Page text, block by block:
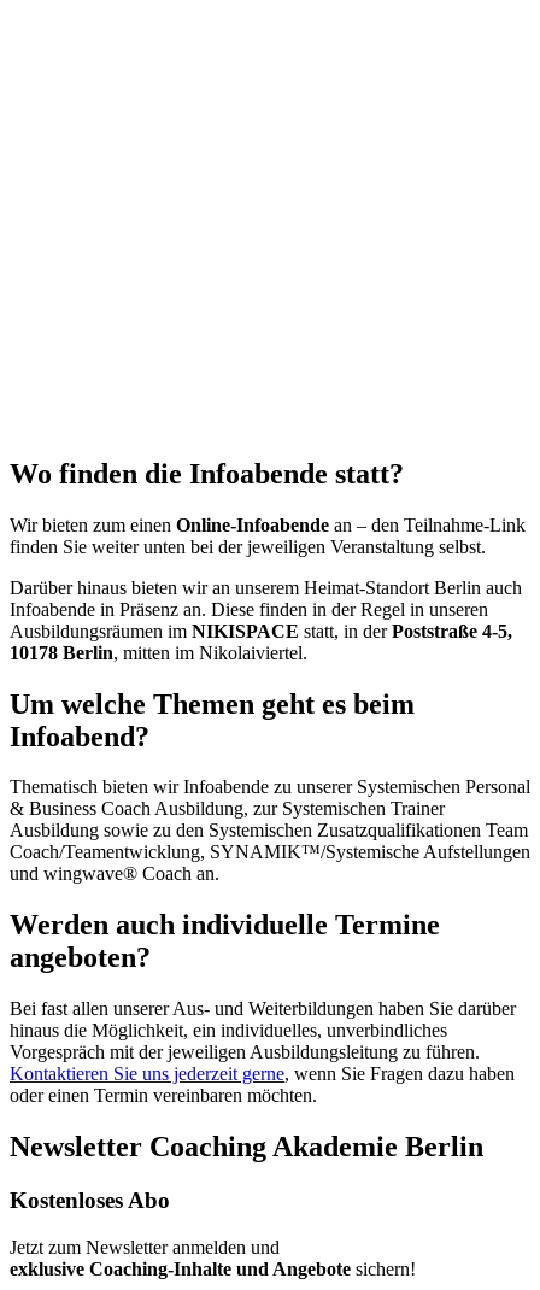
Wo finden die Infoabende statt?
Wir bieten zum einen Online-Infoabende an – den Teilnahme-Link
finden Sie weiter unten bei der jeweiligen Veranstaltung selbst.
Darüber hinaus bieten wir an unserem Heimat-Standort Berlin auch
Infoabende in Präsenz an. Diese finden in der Regel in unseren
Ausbildungsräumen im NIKISPACE statt, in derPoststraße 4-5,
10178 Berlin, mitten im Nikolaiviertel.
Um welche Themen geht es beim
Infoabend?
Thematisch bieten wir Infoabende zu unserer Systemischen Personal
& Business Coach Ausbildung, zur Systemischen Trainer
Ausbildung sowie zu den Systemischen Zusatzqualifikationen Team
Coach/Teamentwicklung, SYNAMIK™/Systemische Aufstellungen
und wingwave® Coach an.
Werden auch individuelle Termine
angeboten?
Bei fast allen unserer Aus- und Weiterbildungen haben Sie darüber
hinaus die Möglichkeit, ein individuelles, unverbindliches
Vorgespräch mit der jeweiligen Ausbildungsleitung zu führen.
Kontaktieren Sie uns jederzeit gerne, wenn Sie Fragen dazu haben
oder einen Termin vereinbaren möchten.
Newsletter Coaching Akademie Berlin
Kostenloses Abo
Jetzt zum Newsletter anmelden und
exklusive Coaching-Inhalte und Angebote sichern!